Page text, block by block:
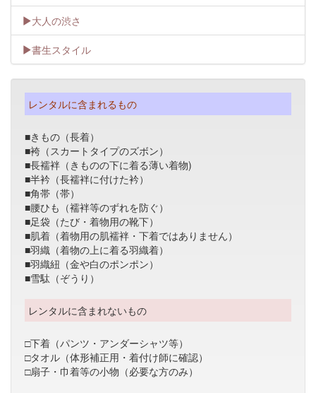
大人の渋さ
書生スタイル
レンタルに含まれるもの
■きもの（長着）
■袴（スカートタイプのズボン）
■長襦袢（きものの下に着る薄い着物)
■半衿（長襦袢に付けた衿）
■角帯（帯）
■腰ひも（襦袢等のずれを防ぐ）
■足袋（たび・着物用の靴下）
■肌着（着物用の肌襦袢・下着ではありません）
■羽織（着物の上に着る羽織着）
■羽織紐（金や白のポンポン）
■雪駄（ぞうり）
レンタルに含まれないもの
□下着（パンツ・アンダーシャツ等）
□タオル（体形補正用・着付け師に確認）
□扇子・巾着等の小物（必要な方のみ）